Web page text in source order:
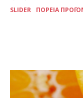
SLIDER
ΠΟΡΕΊΑ